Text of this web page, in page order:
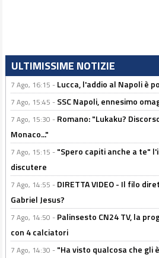
ULTIMISSIME NOTIZIE
7 Ago, 16:15 - Lucca, l'addio al Napoli è
7 Ago, 15:45 - SSC Napoli, ennesimo
7 Ago, 15:30 - Romano: "Lukaku?
Monaco..."
7 Ago, 15:15 - "Spero capiti anche a te"
discutere
7 Ago, 14:55 - DIRETTA VIDEO - Il filo
Gabriel Jesus?
7 Ago, 14:50 - Palinsesto CN24 TV, la
con 4 calciatori
7 Ago, 14:30 - "Ha visto qualcosa che gli